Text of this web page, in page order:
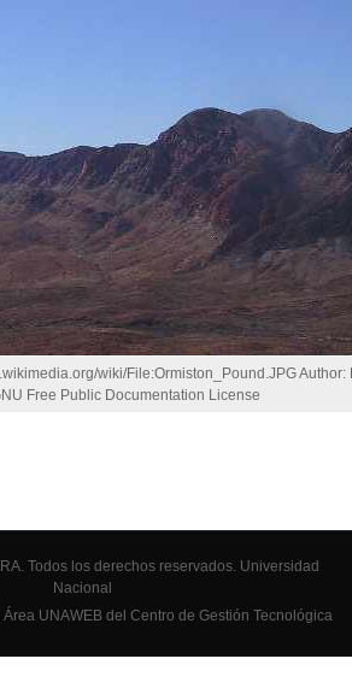
wiki/File:Ormiston_Pound.JPG Author:
Free Public Documentation License
Todos los derechos reservados. Universidad
Nacional
UNAWEB del Centro de Gestión Tecnológica